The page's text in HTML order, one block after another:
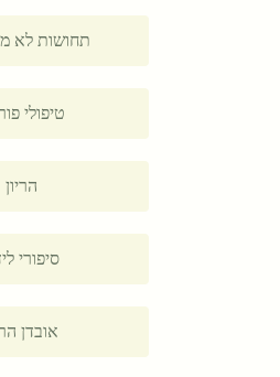
תחושות לא
טיפולי
הריון
סיפורי
אובדן